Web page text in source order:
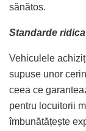
sănătos.
Standarde
Vehiculele
supuse unor
ceea ce
pentru locuitorii
îmbunătățește